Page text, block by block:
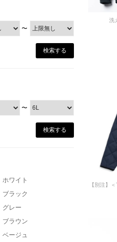
〜
〜
ホワイト
ブラック
グレー
ブラウン
ベージュ
洗